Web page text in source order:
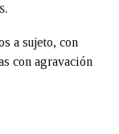
a sujeto, con
con agravación